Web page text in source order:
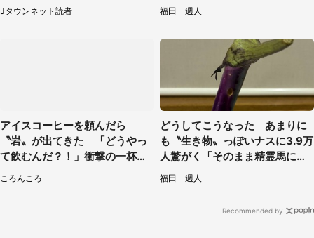
女を止めた予想外の存在
Jタウンネット読者
て食べてみた
福田 週人
アイスコーヒーを頼んだら
〝岩〟が出てきた 「どうやっ
て飲むんだ？！」衝撃の一杯が
ころんころ
どうしてこうなった あまりに
も〝生き物〟っぽいナスに3.9万
人驚がく「そのまま精霊馬に使
えそう」
福田 週人
Recommended by